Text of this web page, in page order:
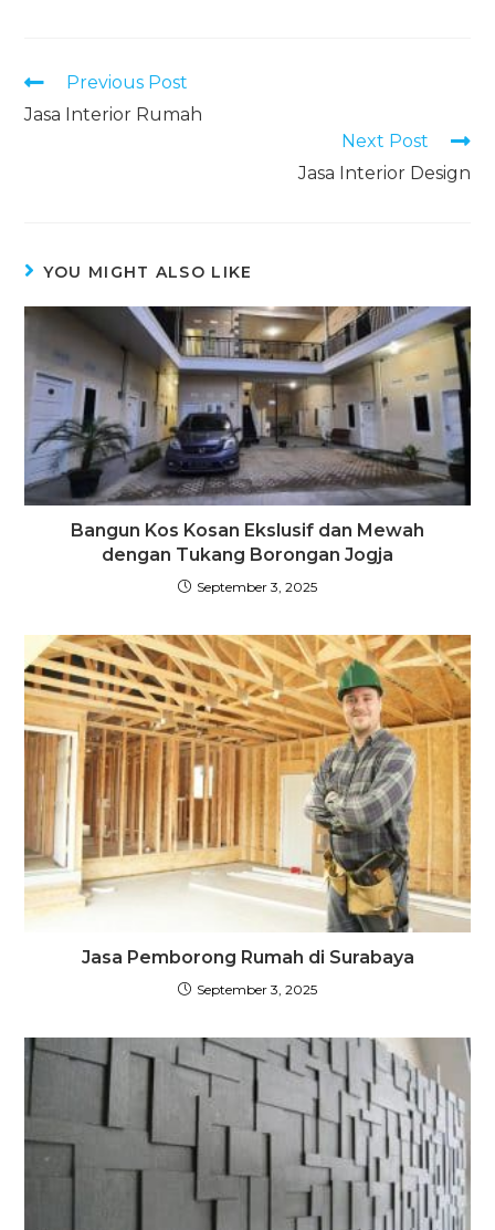
Previous Post
Jasa Interior Rumah
Next Post
Jasa Interior Design
YOU MIGHT ALSO LIKE
Bangun Kos Kosan Ekslusif dan Mewah
dengan Tukang Borongan Jogja
September 3, 2025
Jasa Pemborong Rumah di Surabaya
September 3, 2025